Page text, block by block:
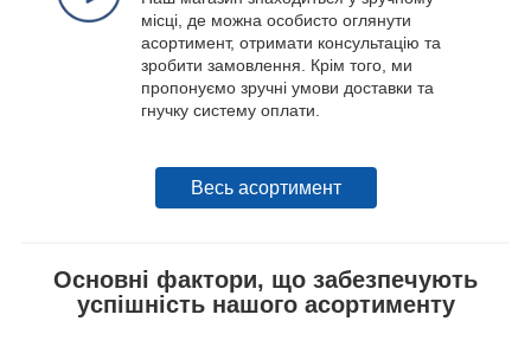
місці, де можна особисто оглянути
асортимент, отримати консультацію та
зробити замовлення. Крім того, ми
пропонуємо зручні умови доставки та
гнучку систему оплати.
Весь асортимент
Основні фактори, що забезпечують
успішність нашого асортименту